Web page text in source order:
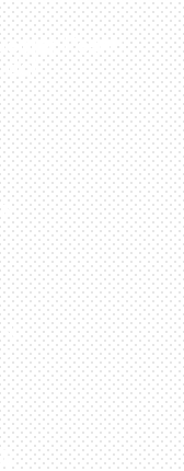
Resmi